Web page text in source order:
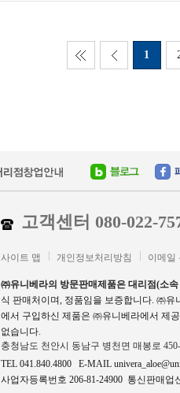
1
고객센터 080-022-
사이트 맵 개인정보처리방침 이메일
㈜유니베라의 방문판매제품은 대리점(소
식 판매처이며, 정품임을 보증합니다. ㈜
에서 구입하신 제품은 ㈜유니베라에서 제
없습니다.
충청남도 천안시 동남구 병천면 매봉로
TEL 041.840.4800 E-MAIL
사업자등록번호 206-81-24900 통신판매업